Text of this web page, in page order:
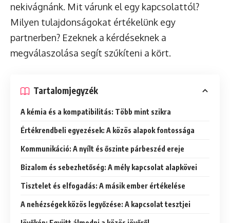
nekivágnánk. Mit várunk el egy kapcsolattól?
Milyen tulajdonságokat értékelünk egy
partnerben? Ezeknek a kérdéseknek a
megválaszolása segít szűkíteni a kört.
Tartalomjegyzék
A kémia és a kompatibilitás: Több mint szikra
Értékrendbeli egyezések: A közös alapok fontossága
Kommunikáció: A nyílt és őszinte párbeszéd ereje
Bizalom és sebezhetőség: A mély kapcsolat alapkövei
Tisztelet és elfogadás: A másik ember értékelése
A nehézségek közös legyőzése: A kapcsolat tesztjei